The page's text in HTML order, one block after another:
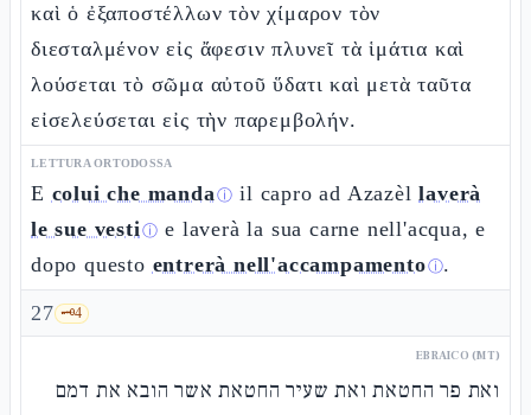
καὶ ὁ ἐξαποστέλλων τὸν χίμαρον τὸν
διεσταλμένον εἰς ἄφεσιν πλυνεῖ τὰ ἱμάτια καὶ
λούσεται τὸ σῶμα αὐτοῦ ὕδατι καὶ μετὰ ταῦτα
εἰσελεύσεται εἰς τὴν παρεμβολήν.
LETTURA ORTODOSSA
E colui che mandaⓘ il capro ad Azazèllaverà
le sue vestiⓘ e laverà la sua carne nell'acqua, e
dopo questo entrerà nell'accampamentoⓘ.
27 🗝️4
EBRAICO (MT)
ואת פר החטאת ואת שעיר החטאת אשר הובא את דמם